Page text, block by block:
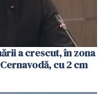
a crescut, în zona
cu 2 cm